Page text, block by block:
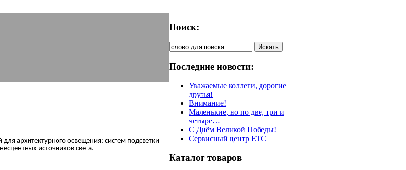
для архитектурного освещения: систем подсветки
источников света.
Поиск:
Последние новости:
Уважаемые коллеги, дорогие
друзья!
Внимание!
Маленькие, но по две, три и
четыре…
С Днём Великой Победы!
Сервисный центр ETC
Каталог товаров